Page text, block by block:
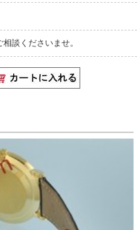
談くださいませ。